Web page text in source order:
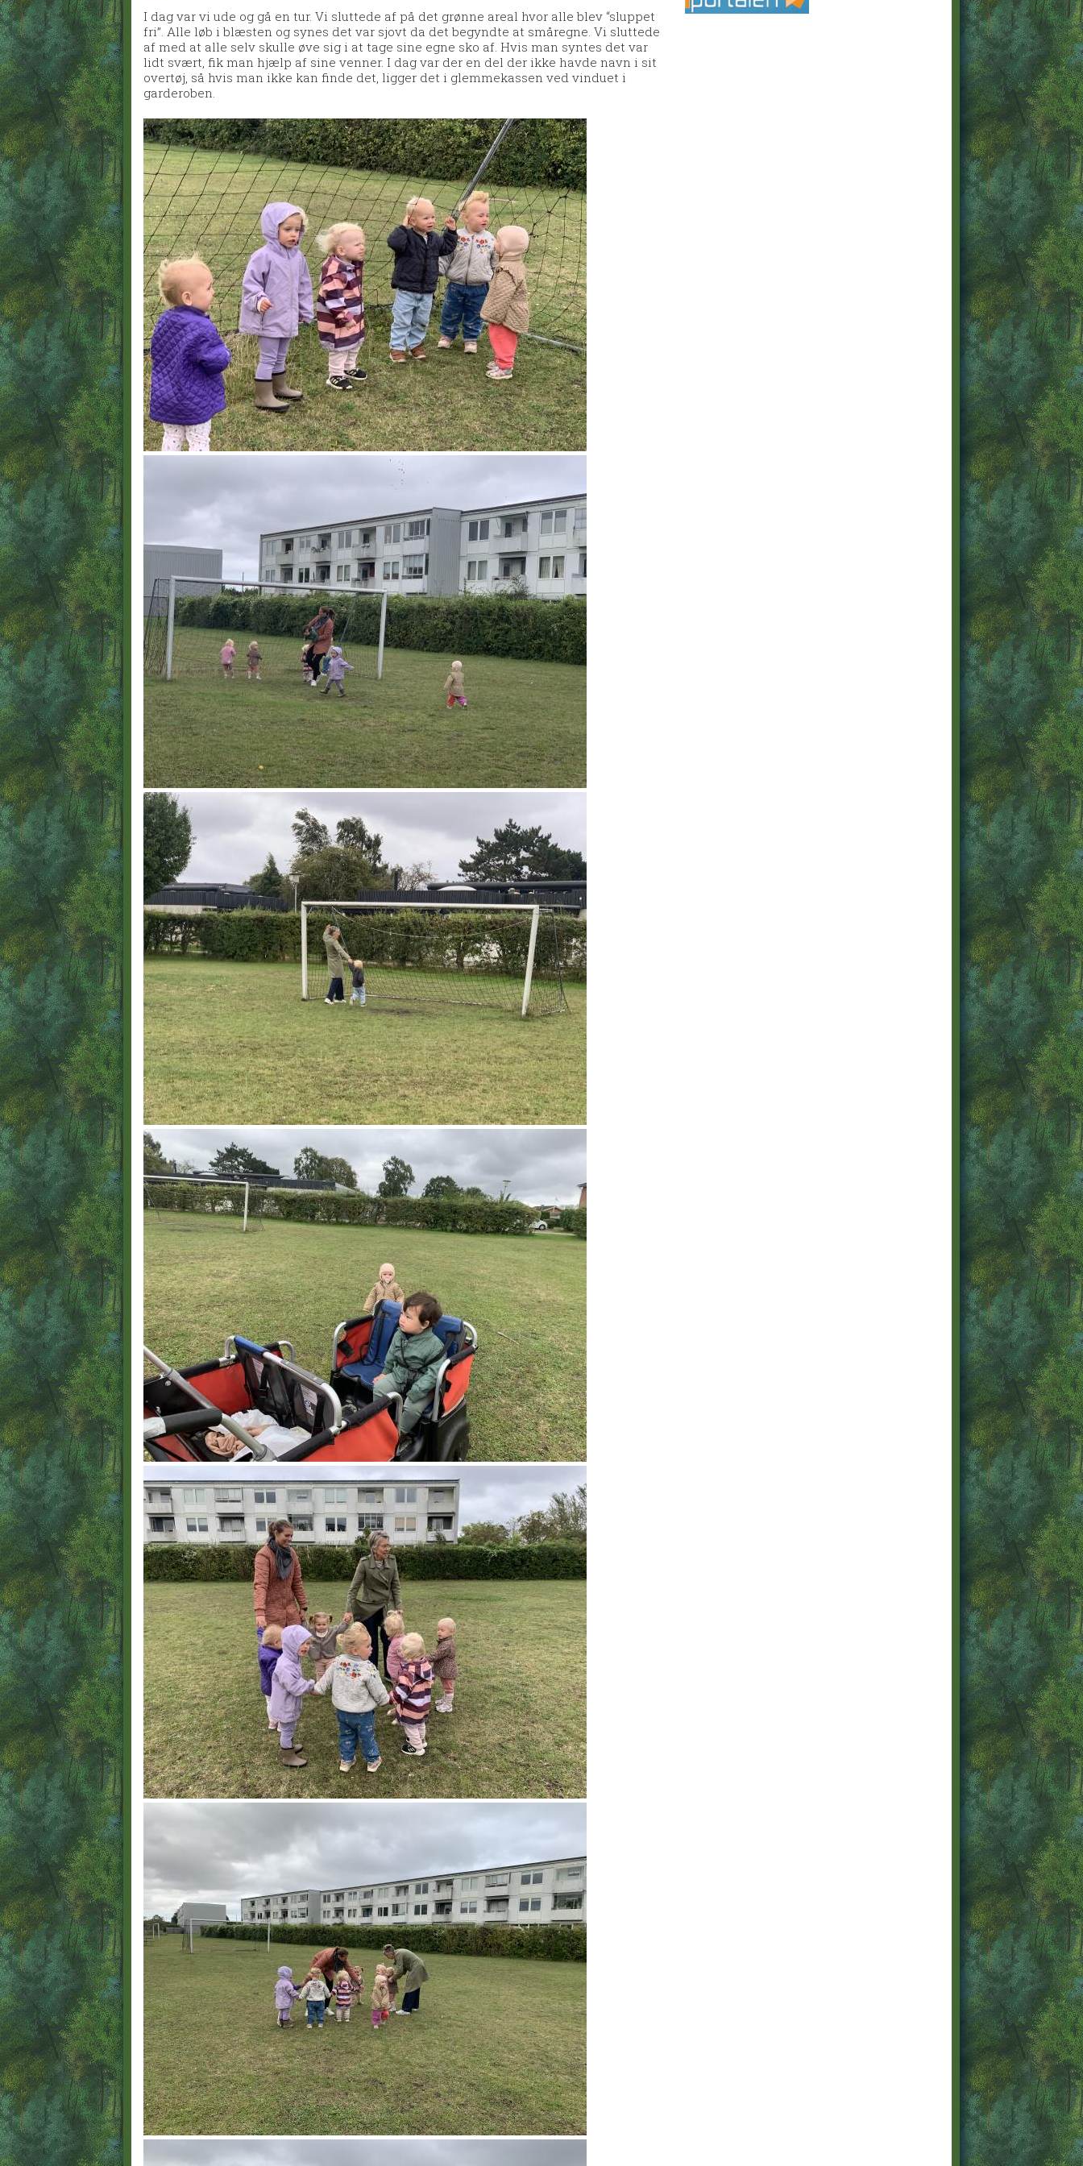
I dag var vi ude og gå en tur. Vi sluttede af på det grønne areal hvor alle blev “sluppet
fri”. Alle løb i blæsten og synes det var sjovt da det begyndte at småregne. Vi sluttede
af med at alle selv skulle øve sig i at tage sine egne sko af. Hvis man syntes det var
lidt svært, fik man hjælp af sine venner. I dag var der en del der ikke havde navn i sit
overtøj, så hvis man ikke kan finde det, ligger det i glemmekassen ved vinduet i
garderoben.